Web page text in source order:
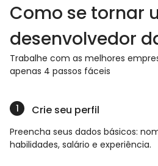
Como se tornar
desenvolvedor
Trabalhe com as melhores
apenas 4 passos fáceis
Crie seu perfil
Preencha seus dados básicos:
habilidades, salário e experiência.